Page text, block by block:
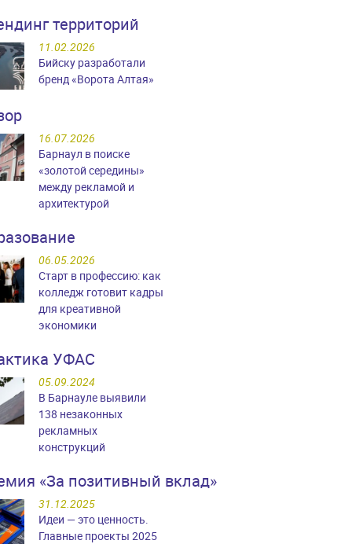
территорий
11.02.2026
Бийску разработали
бренд «Ворота Алтая»
16.07.2026
Барнаул в поиске
«золотой середины»
между рекламой и
архитектурой
06.05.2026
Старт в профессию: как
колледж готовит кадры
для креативной
экономики
УФАС
05.09.2024
В Барнауле выявили
138 незаконных
рекламных
конструкций
«За позитивный вклад»
31.12.2025
Идеи — это ценность.
Главные проекты 2025